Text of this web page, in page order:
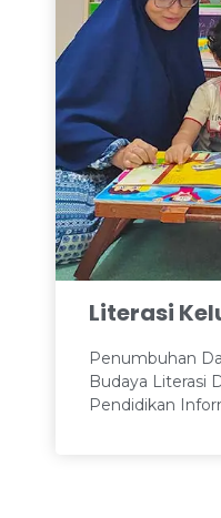
Literasi
Penumbuhan
Budaya Literasi
Pendidikan